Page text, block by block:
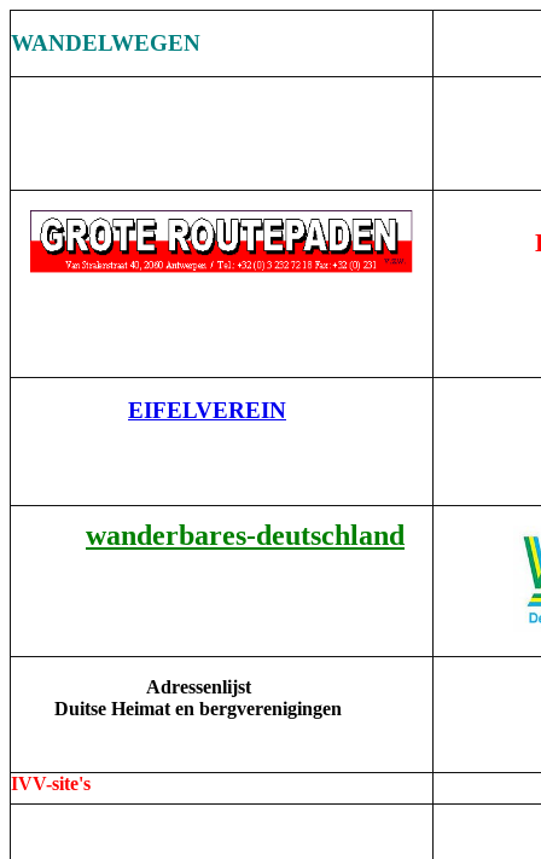
WANDELWEGEN
EIFELVEREIN
wanderbares-deutschland
Adressenlijst
Duitse Heimat en bergverenigingen
IVV-site's